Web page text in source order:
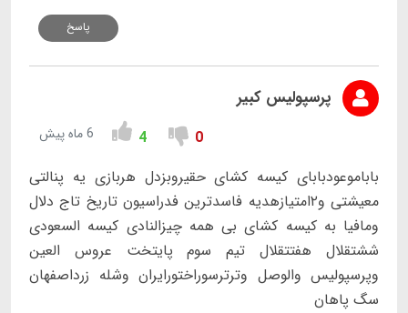
پاسخ
پرسپولیس کبیر
0
4 6 ماه پیش
باباموعودبابای کیسه کشای حقیروبزدل هربازی یه پنالتی
معیشتی و۲امتیازهدیه فاسدترین فدراسیون تاریخ تاج دلال
ومافیا به کیسه کشای بی همه چیزالنادی کیسه السعودی
ششتقلال هفتتقلال تیم سوم پایتخت عروس العین
وپرسپولیس والوصل وترترسوراختورایران وشله زرداصفهان
سگ پاهان